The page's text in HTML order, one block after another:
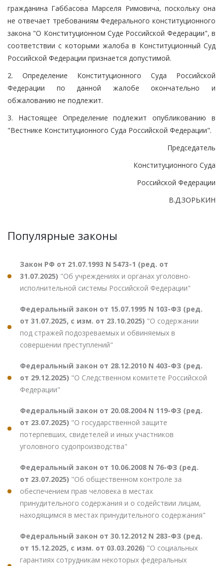
гражданина Габбасова Марселя Римовича, поскольку она
не отвечает требованиям Федерального конституционного
закона "О Конституционном Суде Российской Федерации", в
соответствии с которыми жалоба в Конституционный Суд
Российской Федерации признается допустимой.
2. Определение Конституционного Суда Российской
Федерации по данной жалобе окончательно и
обжалованию не подлежит.
3. Настоящее Определение подлежит опубликованию в
"Вестнике Конституционного Суда Российской Федерации".
Председатель
Конституционного Суда
Российской Федерации
В.Д.ЗОРЬКИН
Популярные законы
Закон РФ от 21.07.1993 N 5473-1 (ред. от
31.07.2025) "Об учреждениях и органах уголовно-
исполнительной системы Российской Федерации"
Федеральный закон от 15.07.1995 N 103-ФЗ (ред.
от 31.07.2025, с изм. от 23.10.2025) "О содержании
под стражей подозреваемых и обвиняемых в
совершении преступлений"
Федеральный закон от 28.12.2010 N 403-ФЗ (ред.
от 29.12.2025) "О Следственном комитете Российской
Федерации"
Федеральный закон от 20.08.2004 N 119-ФЗ (ред.
от 23.07.2025) "О государственной защите
потерпевших, свидетелей и иных участников
уголовного судопроизводства"
Федеральный закон от 10.06.2008 N 76-ФЗ (ред.
от 23.07.2025) "Об общественном контроле за
обеспечением прав человека в местах
принудительного содержания и о содействии лицам,
находящимся в местах принудительного содержания"
Федеральный закон от 30.12.2012 N 283-ФЗ (ред.
от 15.12.2025, с изм. от 03.03.2026) "О социальных
гарантиях сотрудникам некоторых федеральных